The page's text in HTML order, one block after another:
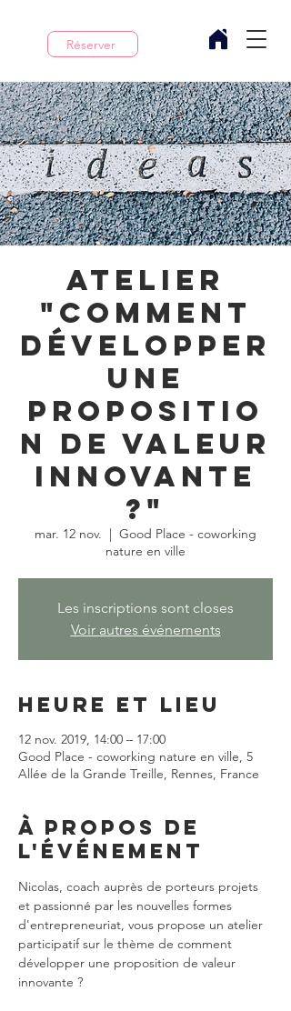
Réserver
Atelier
"Comment
développer
une
propositio
n de valeur
innovante
?"
mar. 12 nov.
  |
Good Place - coworking
nature en ville
Les inscriptions sont closes
Voir autres événements
Heure et lieu
12 nov. 2019, 14:00 – 17:00
Good Place - coworking nature en ville, 5
Allée de la Grande Treille, Rennes, France
À propos de
l'événement
Nicolas, coach auprès de porteurs projets
et passionné par les nouvelles formes
d'entrepreneuriat, vous propose un atelier
participatif sur le thème de comment
développer une proposition de valeur